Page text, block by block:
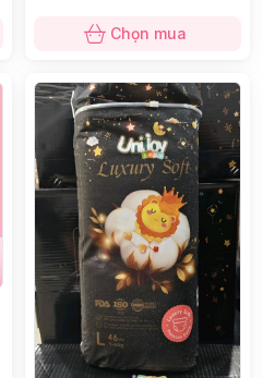
Chọn mua